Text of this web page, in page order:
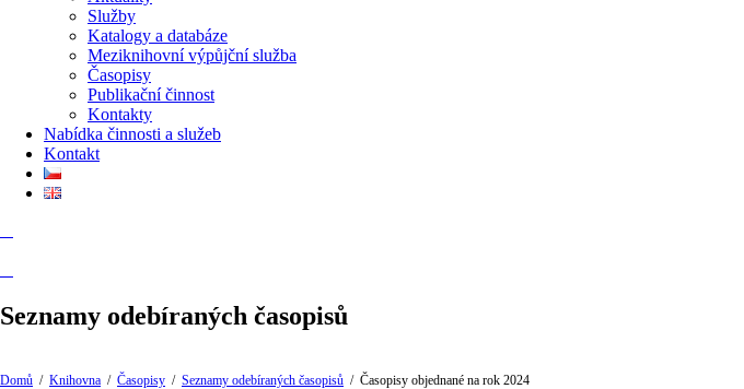
Služby
Katalogy a databáze
Meziknihovní výpůjční služba
Časopisy
Publikační činnost
Kontakty
Nabídka činnosti a služeb
Kontakt
Seznamy odebíraných časopisů
Domů / Knihovna / Časopisy / Seznamy odebíraných časopisů / Časopisy objednané na rok 2024